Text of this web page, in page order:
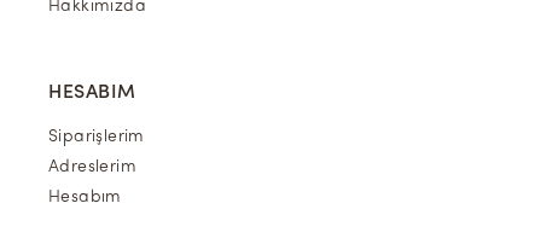
Hakkımızda
HESABIM
Siparişlerim
Adreslerim
Hesabım